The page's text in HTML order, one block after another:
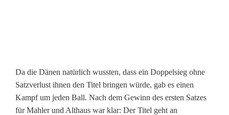
n
Da die Dänen natürlich wussten, dass ein Doppelsieg ohne
Satzverlust ihnen den Titel bringen würde, gab es einen
Kampf um jeden Ball. Nach dem Gewinn des ersten Satzes
für Mahler und Althaus war klar: Der Titel geht an